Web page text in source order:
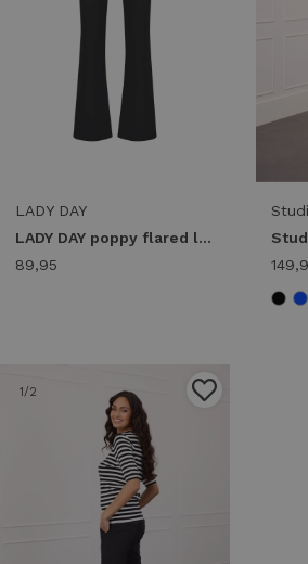
LADY DAY
LADY DAY poppy flared l12.475.0033 Broek black
89,95
1/2